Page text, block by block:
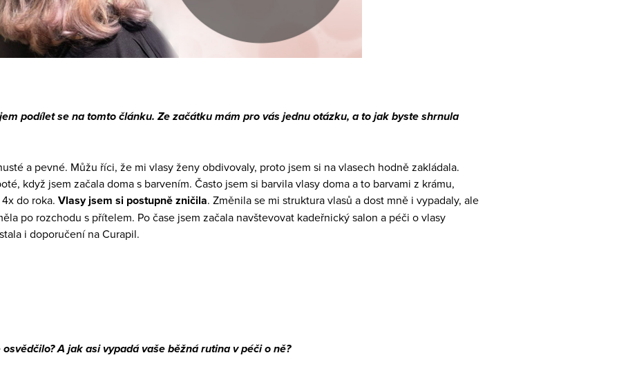
podílet se na tomto článku. Ze začátku mám pro vás jednu otázku, a to jak byste shrnula
a pevné. Můžu říci, že mi vlasy ženy obdivovaly, proto jsem si na vlasech hodně zakládala.
když jsem začala doma s barvením. Často jsem si barvila vlasy doma a to barvami z krámu,
do roka. Vlasy jsem si postupně zničila. Změnila se mi struktura vlasů a dost mně i vypadaly, ale
po rozchodu s přítelem. Po čase jsem začala navštevovat kadeřnický salon a péči o vlasy
i doporučení na Curapil.
A jak asi vypadá vaše běžná rutina v péči o ně?